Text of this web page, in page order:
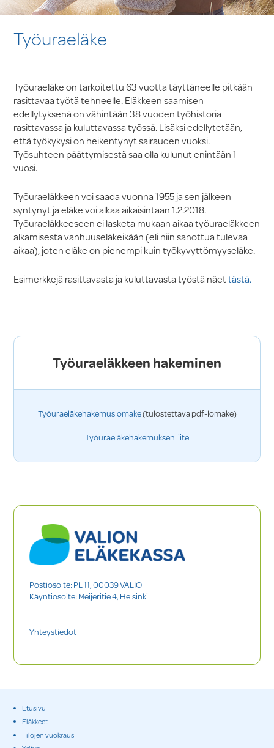
Työuraeläke
Työuraeläke on tarkoitettu 63 vuotta täyttäneelle pitkään
rasittavaa työtä tehneelle. Eläkkeen saamisen
edellytyksenä on vähintään 38 vuoden työhistoria
rasittavassa ja kuluttavassa työssä. Lisäksi edellytetään,
että työkykysi on heikentynyt sairauden vuoksi.
Työsuhteen päättymisestä saa olla kulunut enintään 1
vuosi.
Työuraeläkkeen voi saada vuonna 1955 ja sen jälkeen
syntynyt ja eläke voi alkaa aikaisintaan 1.2.2018.
Työuraeläkkeeseen ei lasketa mukaan aikaa työuraeläkkeen
alkamisesta vanhuuseläkeikään (eli niin sanottua tulevaa
aikaa), joten eläke on pienempi kuin työkyvyttömyyseläke.
Esimerkkejä rasittavasta ja kuluttavasta työstä näettästä.
Työuraeläkkeen hakeminen
Työuraeläkehakemuslomake(tulostettava pdf-lomake)
Työuraeläkehakemuksen liite
Postiosoite: PL 11, 00039 VALIO
Käyntiosoite: Meijeritie 4, Helsinki
Yhteystiedot
Etusivu
Eläkkeet
Tilojen vuokraus